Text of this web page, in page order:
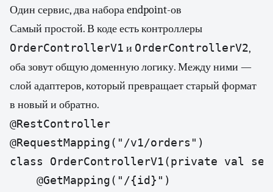
Один сервис, два набора endpoint-ов
Самый простой. В коде есть контроллеры
OrderControllerV1 и OrderControllerV2,
оба зовут общую доменную логику. Между ними —
слой адаптеров, который превращает старый формат
в новый и обратно.
@RestController
@RequestMapping("/v1/orders")
class OrderControllerV1(private val
    @GetMapping("/{id}")